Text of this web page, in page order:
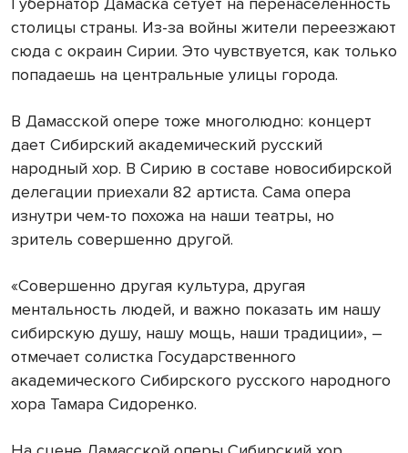
столицы страны. Из-за войны жители переезжают
сюда с окраин Сирии. Это чувствуется, как только
попадаешь на центральные улицы города.
В Дамасской опере тоже многолюдно: концерт
дает Сибирский академический русский
народный хор. В Сирию в составе новосибирской
делегации приехали 82 артиста. Сама опера
изнутри чем-то похожа на наши театры, но
зритель совершенно другой.
«Совершенно другая культура, другая
ментальность людей, и важно показать им нашу
сибирскую душу, нашу мощь, наши традиции», –
отмечает солистка Государственного
академического Сибирского русского народного
хора Тамара Сидоренко.